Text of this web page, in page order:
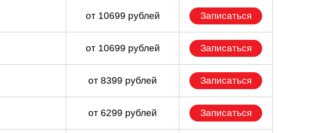
от 10699 рублей Записаться
от 10699 рублей Записаться
от 8399 рублей Записаться
от 6299 рублей Записаться